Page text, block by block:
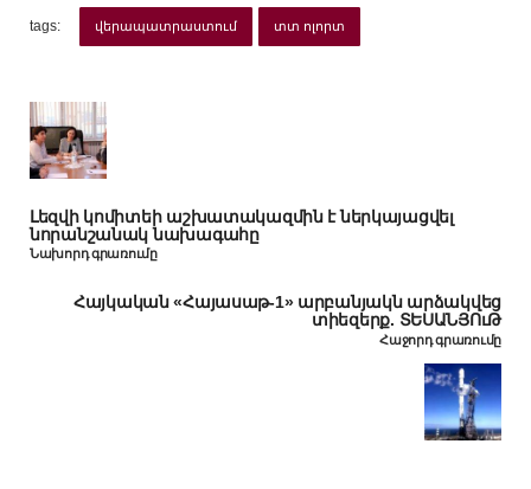
tags: վերապատրաստում տտ ոլորտ
Լեզվի կոմիտեի աշխատակազմին է ներկայացվել
նորանշանակ նախագահը
Նախորդ գրառումը
Հայկական «Հայասաթ-1» արբանյակն արձակվեց
տիեզերք. ՏԵՍԱՆՅՈւԹ
Հաջորդ գրառումը